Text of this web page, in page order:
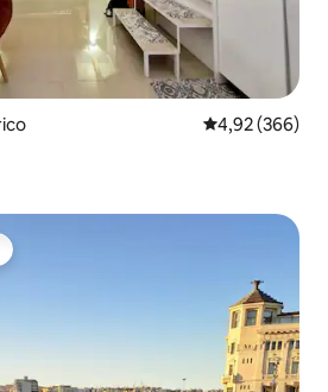
5 üzerinden
4,92 (366)
en beğenilenler arasında